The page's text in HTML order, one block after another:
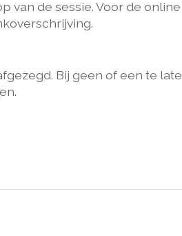
van de sessie. Voor de online
Bij geen of een te late